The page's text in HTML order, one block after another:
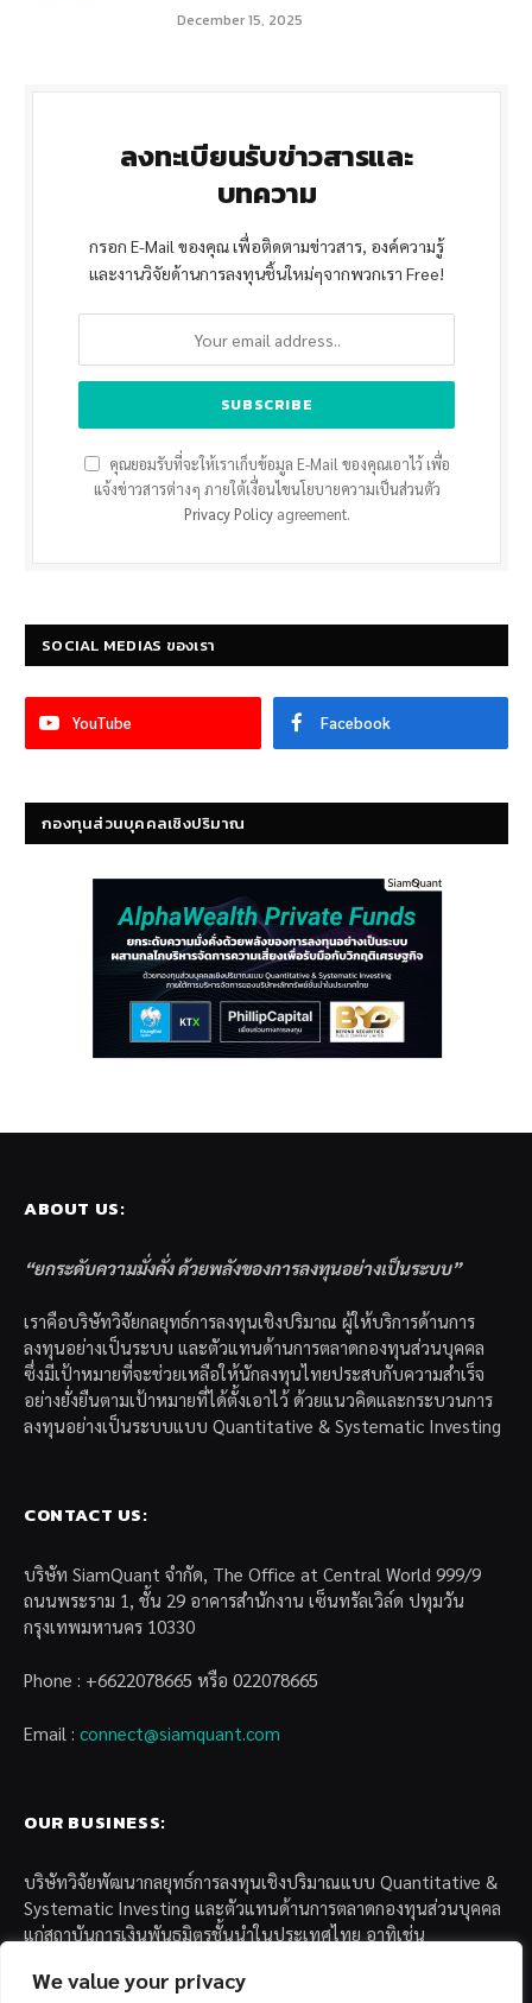
We value your privacy
December 15, 2025
ลงทะเบียนรับข่าวสารและ
บทความ
กรอก E-Mail ของคุณ เพื่อติดตามข่าวสาร, องค์ความรู้
และงานวิจัยด้านการลงทุนชิ้นใหม่ๆจากพวกเรา Free!
คุณยอมรับที่จะให้เราเก็บข้อมูล E-Mail ของคุณเอาไว้ เพื่อ
แจ้งข่าวสารต่างๆ ภายใต้เงื่อนไขนโยบายความเป็นส่วนตัว
Privacy Policyagreement.
SOCIAL MEDIAS ของเรา
YouTube Facebook
กองทุนส่วนบุคคลเชิงปริมาณ
ABOUT US:
“ยกระดับความมั่งคั่ง ด้วยพลังของการลงทุนอย่างเป็นระบบ”
เราคือบริษัทวิจัยกลยุทธ์การลงทุนเชิงปริมาณ ผู้ให้บริการด้านการ
ลงทุนอย่างเป็นระบบ และตัวแทนด้านการตลาดกองทุนส่วนบุคคล
ซึ่งมีเป้าหมายที่จะช่วยเหลือให้นักลงทุนไทยประสบกับความสำเร็จ
อย่างยั่งยืนตามเป้าหมายที่ได้ตั้งเอาไว้ ด้วยแนวคิดและกระบวนการ
ลงทุนอย่างเป็นระบบแบบ Quantitative & Systematic Investing
CONTACT US:
บริษัท SiamQuant จำกัด, The Office at Central World 999/9
ถนนพระราม 1, ชั้น 29 อาคารสำนักงาน เซ็นทรัลเวิล์ด ปทุมวัน
กรุงเทพมหานคร 10330
Phone : +6622078665 หรือ 022078665
Email : connect@siamquant.com
OUR BUSINESS:
บริษัทวิจัยพัฒนากลยุทธ์การลงทุนเชิงปริมาณแบบ Quantitative &
Systematic Investing และตัวแทนด้านการตลาดกองทุนส่วนบุคคล
แก่สถาบันการเงินพันธมิตรชั้นนำในประเทศไทย อาทิเช่น
– บล. กรุงไทย เอ็กซ์สปริง จำกัด